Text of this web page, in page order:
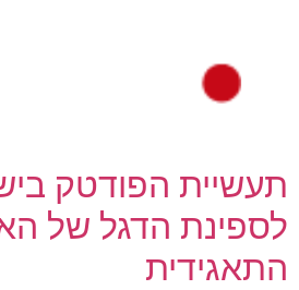
תעשיית הפודטק
לספינת הדגל של
התאגידית